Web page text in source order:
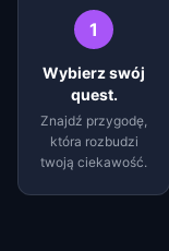
1
Wybierz swój
quest.
Znajdź przygodę,
która rozbudzi
twoją ciekawość.